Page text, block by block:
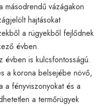
másodrendű vázágakon
hajtásokat
a rügyekből fejlődnek
évben.
évben is kulcsfontosságú.
a korona belsejébe növő,
a fényviszonyokat és a
a termőrügyek